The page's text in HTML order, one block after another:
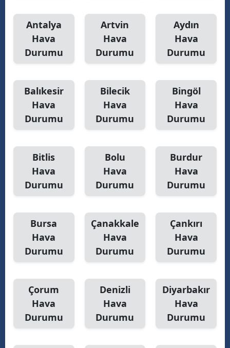
Antalya
Hava
Durumu
Artvin
Hava
Durumu
Aydın
Hava
Durumu
Balıkesir
Hava
Durumu
Bilecik
Hava
Durumu
Bingöl
Hava
Durumu
Bitlis
Hava
Durumu
Bolu
Hava
Durumu
Burdur
Hava
Durumu
Bursa
Hava
Durumu
Çanakkale
Hava
Durumu
Çankırı
Hava
Durumu
Çorum
Hava
Durumu
Denizli
Hava
Durumu
Diyarbakır
Hava
Durumu